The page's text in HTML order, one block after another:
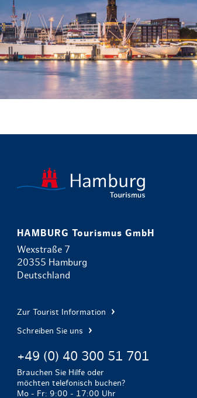
HAMBURG Tourismus GmbH
Wexstraße 7
20355 Hamburg
Deutschland
Zur Tourist Information
Schreiben Sie uns
+49 (0) 40 300 51 701
Brauchen Sie Hilfe oder
möchten telefonisch buchen?
Mo - Fr: 9:00 - 17:00 Uhr